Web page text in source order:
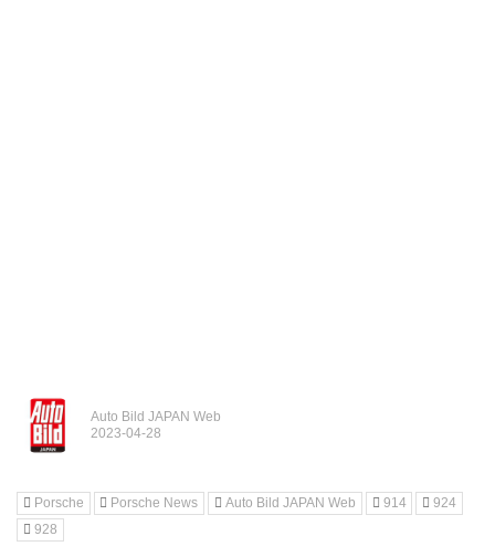
Auto Bild JAPAN Web
Porsche Porsche News Auto Bild JAPAN Web 914
924
928